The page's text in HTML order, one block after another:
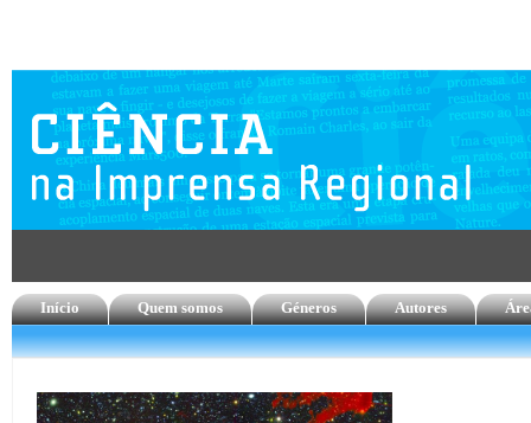
Início Quem somos Géneros Autores